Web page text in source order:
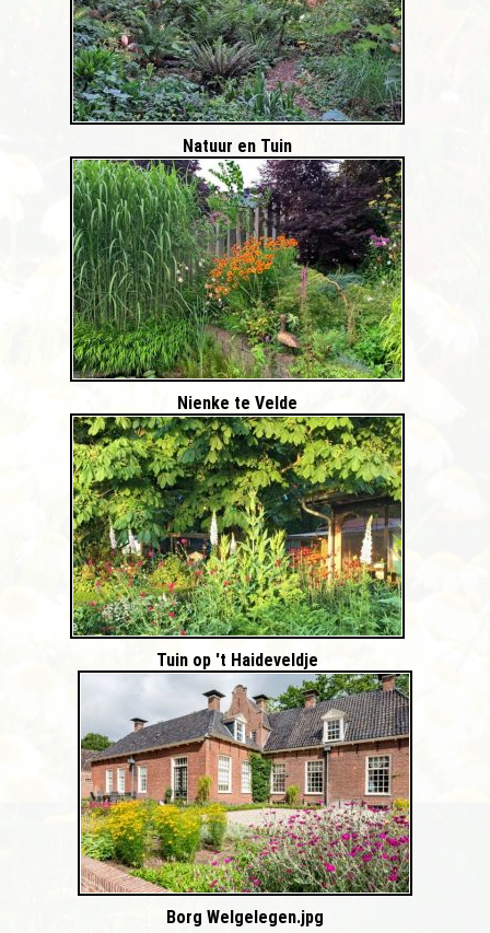
Natuur en Tuin
Nienke te Velde
Tuin op 't Haideveldje
Borg Welgelegen.jpg